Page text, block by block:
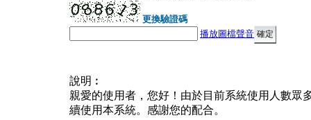
更換驗證碼
播放圖檔聲音
說明︰
親愛的使用者，您好！由於目前系統使用人數眾
續使用本系統。感謝您的配合。